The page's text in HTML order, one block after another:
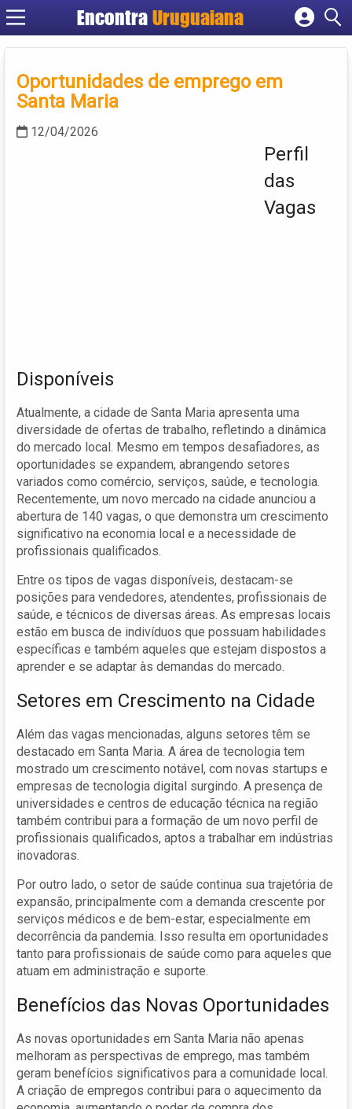
Encontra Uruguaiana
Cadastrar empresa
Criar conta
Oportunidades de emprego em
Santa Maria
12/04/2026
Perfil
das
Vagas
Disponíveis
Atualmente, a cidade de Santa Maria apresenta uma
diversidade de ofertas de trabalho, refletindo a dinâmica
do mercado local. Mesmo em tempos desafiadores, as
oportunidades se expandem, abrangendo setores
variados como comércio, serviços, saúde, e tecnologia.
Recentemente, um novo mercado na cidade anunciou a
abertura de 140 vagas, o que demonstra um crescimento
significativo na economia local e a necessidade de
profissionais qualificados.
Entre os tipos de vagas disponíveis, destacam-se
posições para vendedores, atendentes, profissionais de
saúde, e técnicos de diversas áreas. As empresas locais
estão em busca de indivíduos que possuam habilidades
específicas e também aqueles que estejam dispostos a
aprender e se adaptar às demandas do mercado.
Setores em Crescimento na Cidade
Além das vagas mencionadas, alguns setores têm se
destacado em Santa Maria. A área de tecnologia tem
mostrado um crescimento notável, com novas startups e
empresas de tecnologia digital surgindo. A presença de
universidades e centros de educação técnica na região
também contribui para a formação de um novo perfil de
profissionais qualificados, aptos a trabalhar em indústrias
inovadoras.
Por outro lado, o setor de saúde continua sua trajetória de
expansão, principalmente com a demanda crescente por
serviços médicos e de bem-estar, especialmente em
decorrência da pandemia. Isso resulta em oportunidades
tanto para profissionais de saúde como para aqueles que
atuam em administração e suporte.
Benefícios das Novas Oportunidades
As novas oportunidades em Santa Maria não apenas
melhoram as perspectivas de emprego, mas também
geram benefícios significativos para a comunidade local.
A criação de empregos contribui para o aquecimento da